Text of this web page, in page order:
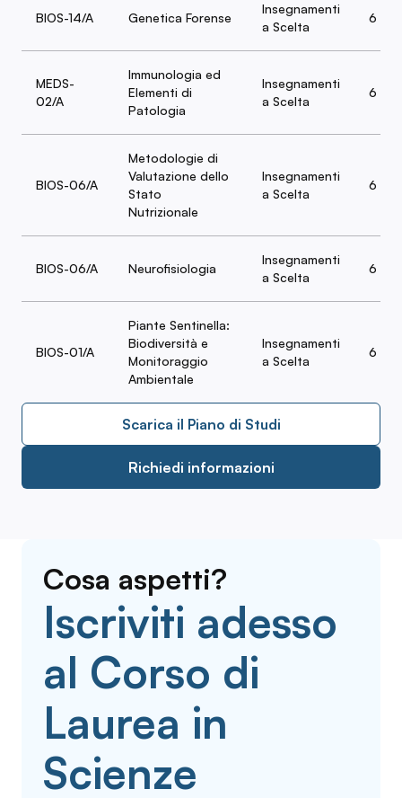
BIOS-14/A Genetica Forense
Insegnamenti
a Scelta
6
MEDS-
02/A
Immunologia ed
Elementi di
Patologia
Insegnamenti
a Scelta
6
BIOS-06/A
Metodologie di
Valutazione dello
Stato
Nutrizionale
Insegnamenti
a Scelta
6
BIOS-06/A Neurofisiologia
Insegnamenti
a Scelta
6
BIOS-01/A
Piante Sentinella:
Biodiversità e
Monitoraggio
Ambientale
Insegnamenti
a Scelta
6
Scarica il Piano di Studi
Richiedi informazioni
Cosa aspetti?
Iscriviti adesso
al Corso di
Laurea in
Scienze